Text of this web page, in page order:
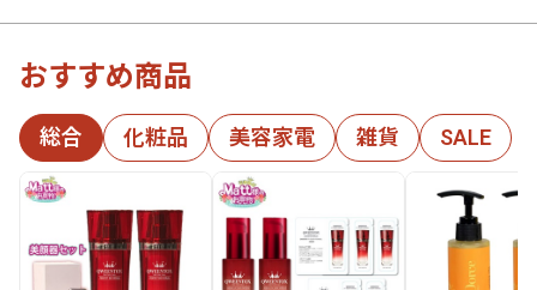
おすすめ商品
総合 化粧品 美容家電 雑貨 SALE